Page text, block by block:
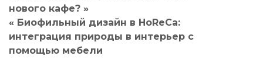
нового кафе? »
« Биофильный дизайн в HoReCa:
интеграция природы в интерьер с
помощью мебели